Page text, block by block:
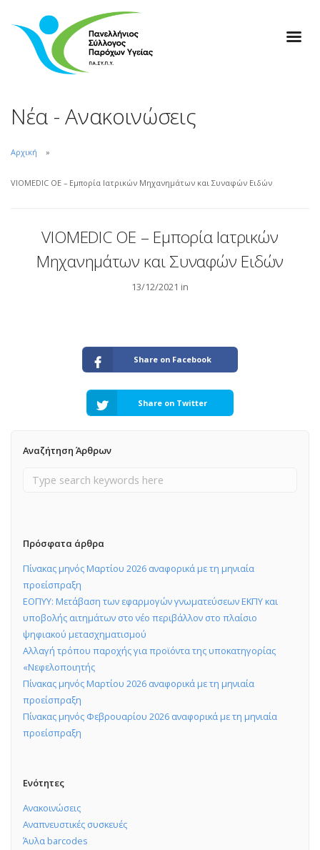
Νέα - Ανακοινώσεις
Αρχική
VIOMEDIC OE – Εμπορία Ιατρικών Μηχανημάτων και Συναφών Ειδών
VIOMEDIC OE – Εμπορία Ιατρικών
Μηχανημάτων και Συναφών Ειδών
13/12/2021 in
Share on Facebook
Share on Twitter
Αναζήτηση Άρθρων
Πρόσφατα άρθρα
Πίνακας μηνός Μαρτίου 2026 αναφορικά με τη μηνιαία
προείσπραξη
ΕΟΠΥΥ: Μετάβαση των εφαρμογών γνωματεύσεων ΕΚΠΥ και
υποβολής αιτημάτων στο νέο περιβάλλον στο πλαίσιο
ψηφιακού μετασχηματισμού
Αλλαγή τρόπου παροχής για προϊόντα της υποκατηγορίας
«Νεφελοποιητής
Πίνακας μηνός Μαρτίου 2026 αναφορικά με τη μηνιαία
προείσπραξη
Πίνακας μηνός Φεβρουαρίου 2026 αναφορικά με τη μηνιαία
προείσπραξη
Ενότητες
Ανακοινώσεις
Αναπνευστικές συσκευές
Άυλα barcodes